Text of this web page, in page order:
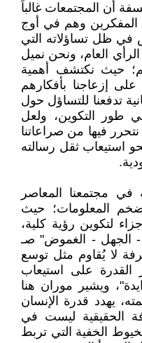
أن المجتمعات غالباً
المفكرين وهم في أوج
في ظل تساؤلاته التي
العام، ونحن نميل
حيث نكتشف أهمية
إزعاجنا بأفكارهم
تدفعنا للتساؤل حول
طور التكوين، ولعل
فيها من صراعاتنا
استيعاب ثقل رسالته
في مجتمعنا المعاصر
المعلومات؛ حيث
لتكوين رؤية كلية،
- الجهل - الغموض" صـ
لا يُقاوم مثل توسع
القدرة على استيعاب
ويشير موران هنا
يهدد قدرة الإنسان
الحقيقية ليست في
الخفية التي تربط